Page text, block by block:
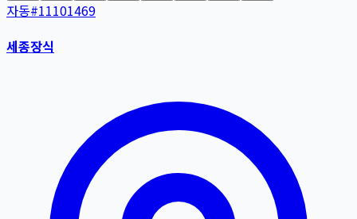
자동#11101469
세종장식